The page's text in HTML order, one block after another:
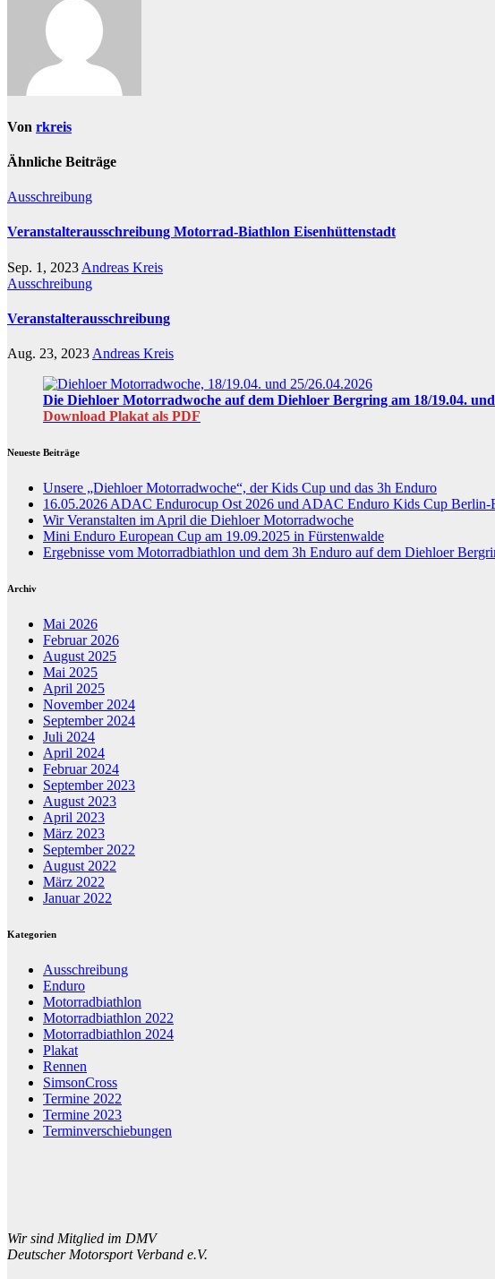
Von rkreis
Ähnliche Beiträge
Ausschreibung
Veranstalterausschreibung Motorrad-Biathlon Eisenhüttenstadt
Sep. 1, 2023 Andreas Kreis
Ausschreibung
Veranstalterausschreibung
Aug. 23, 2023 Andreas Kreis
Die Diehloer Motorradwoche auf dem Diehloer Bergring am 18/19.04. und
Download Plakat als PDF
Neueste Beiträge
Unsere „Diehloer Motorradwoche“, der Kids Cup und das 3h Enduro
16.05.2026 ADAC Endurocup Ost 2026 und ADAC Enduro Kids Cup Berlin-
Wir Veranstalten im April die Diehloer Motorradwoche
Mini Enduro European Cup am 19.09.2025 in Fürstenwalde
Ergebnisse vom Motorradbiathlon und dem 3h Enduro auf dem Diehloer
Archiv
Mai 2026
Februar 2026
August 2025
Mai 2025
April 2025
November 2024
September 2024
Juli 2024
April 2024
Februar 2024
September 2023
August 2023
April 2023
März 2023
September 2022
August 2022
März 2022
Januar 2022
Kategorien
Ausschreibung
Enduro
Motorradbiathlon
Motorradbiathlon 2022
Motorradbiathlon 2024
Plakat
Rennen
SimsonCross
Termine 2022
Termine 2023
Terminverschiebungen
Wir sind Mitglied im DMV
Deutscher Motorsport Verband e.V.